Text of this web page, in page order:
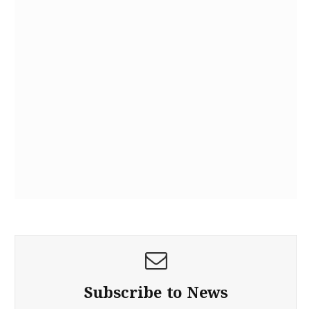
Subscribe to News